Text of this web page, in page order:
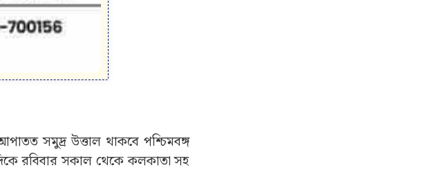
সমুদ্র উত্তাল থাকবে পশ্চিমবঙ্গ
রবিবার সকাল থেকে কলকাতা সহ